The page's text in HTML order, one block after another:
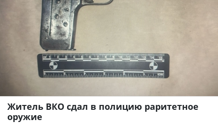
Житель ВКО сдал в полицию раритетное
оружие